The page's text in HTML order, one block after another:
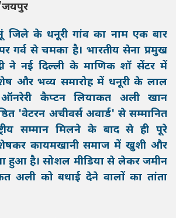
जयपुर
जिले के धनूरी गांव का नाम एक बार
गर्व से चमका है। भारतीय सेना प्रमुख
ने नई दिल्ली के माणिक शॉ सेंटर में
और भव्य समारोह में धनूरी के लाल
ऑनरेरी कैप्टन लियाकत अली खान
'वेटरन अचीवर्स अवार्ड' से सम्मानित
सम्मान मिलने के बाद से ही पूरे
कायमखानी समाज में खुशी और
हुआ है। सोशल मीडिया से लेकर जमीन
अली को बधाई देने वालों का तांता